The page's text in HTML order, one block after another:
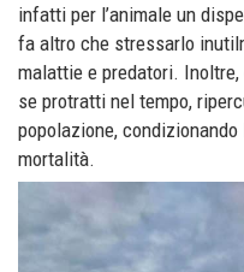
infatti per l’animale un
fa altro che stressarlo
malattie e predatori.
se protratti nel tempo,
popolazione,
mortalità.